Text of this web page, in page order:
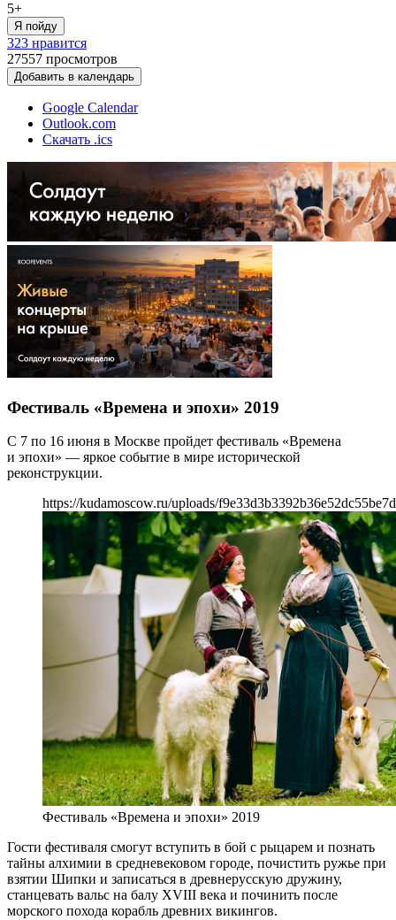
5+
Я пойду
323 нравится
27557 просмотров
Добавить в календарь
Google Calendar
Outlook.com
Скачать .ics
Фестиваль «Времена и эпохи» 2019
С 7 по 16 июня в Москве пройдет фестиваль «Времена
и эпохи» — яркое событие в мире исторической
реконструкции.
https://kudamoscow.ru/uploads/
Фестиваль «Времена и эпохи» 2019
Гости фестиваля смогут вступить в бой с рыцарем и познать
тайны алхимии в средневековом городе, почистить ружье при
взятии Шипки и записаться в древнерусскую дружину,
станцевать вальс на балу XVIII века и починить после
морского похода корабль древних викингов.